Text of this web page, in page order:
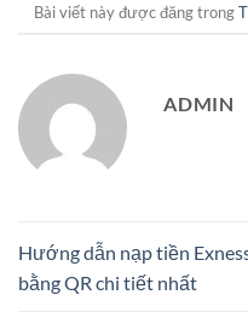
Bài viết này được đăng trong
ADMIN
Hướng dẫn nạp tiền
bằng QR chi tiết nhất